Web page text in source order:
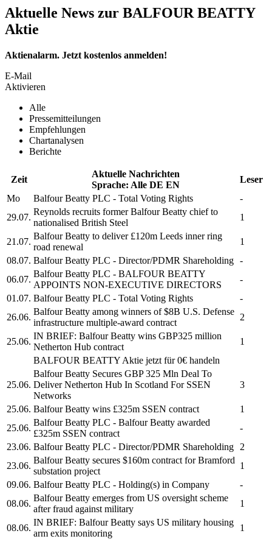
Aktuelle News zur BALFOUR BEATTY
Aktie
Aktienalarm. Jetzt kostenlos anmelden!
E-Mail
Aktivieren
Alle
Pressemitteilungen
Empfehlungen
Chartanalysen
Berichte
Zeit
Aktuelle Nachrichten
Sprache: Alle DE EN
Leser
Mo
Balfour Beatty PLC - Total Voting Rights
-
29.07.
Reynolds recruits formerBalfour Beatty chief to
nationalised British Steel
1
21.07.
Balfour Beatty to deliver £120m Leeds inner ring
road renewal
1
08.07. Balfour Beatty PLC - Director/PDMR Shareholding -
06.07.
Balfour Beatty PLC - BALFOUR BEATTY
APPOINTS NON-EXECUTIVE DIRECTORS
-
01.07. Balfour Beatty PLC - Total Voting Rights
-
26.06.
Balfour Beatty among winners of $8B U.S. Defense
infrastructure multiple-award contract
2
25.06.
IN BRIEF: Balfour Beatty wins GBP325 million
Netherton Hub contract
1
BALFOUR BEATTY Aktie jetzt für 0€ handeln
25.06.
Balfour Beatty Secures GBP 325 Mln Deal To
Deliver Netherton Hub In Scotland For SSEN
Networks
3
25.06. Balfour Beatty wins £325m SSEN contract
1
25.06.
Balfour Beatty PLC - Balfour Beatty awarded
£325m SSEN contract
-
23.06. Balfour Beatty PLC - Director/PDMR Shareholding
2
23.06.
Balfour Beatty secures $160m contract for Bramford
substation project
1
09.06. Balfour Beatty PLC - Holding(s) in Company
-
08.06.
Balfour Beatty emerges from US oversight scheme
after fraud against military
1
08.06.
IN BRIEF: Balfour Beatty says US military housing
arm exits monitoring
1